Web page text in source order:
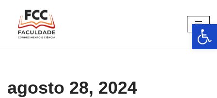
Barra de
Pular
para
agosto 28, 2024